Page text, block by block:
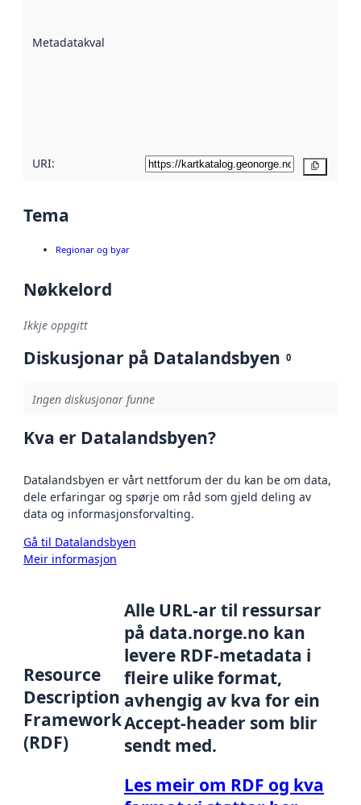
Metadatakvalitet
URI:
Tema
Regionar og byar
Nøkkelord
Ikkje oppgitt
Diskusjonar på Datalandsbyen 0
Ingen diskusjonar funne
Kva er Datalandsbyen?
Datalandsbyen er vårt nettforum der du kan be om data,
dele erfaringar og spørje om råd som gjeld deling av
data og informasjonsforvalting.
Gå til Datalandsbyen
Meir informasjon
Resource
Description
Framework
(RDF)
Alle URL-ar til ressursar
på data.norge.no kan
levere RDF-metadata i
fleire ulike format,
avhengig av kva for ein
Accept-header som blir
sendt med.
Les meir om RDF og kva